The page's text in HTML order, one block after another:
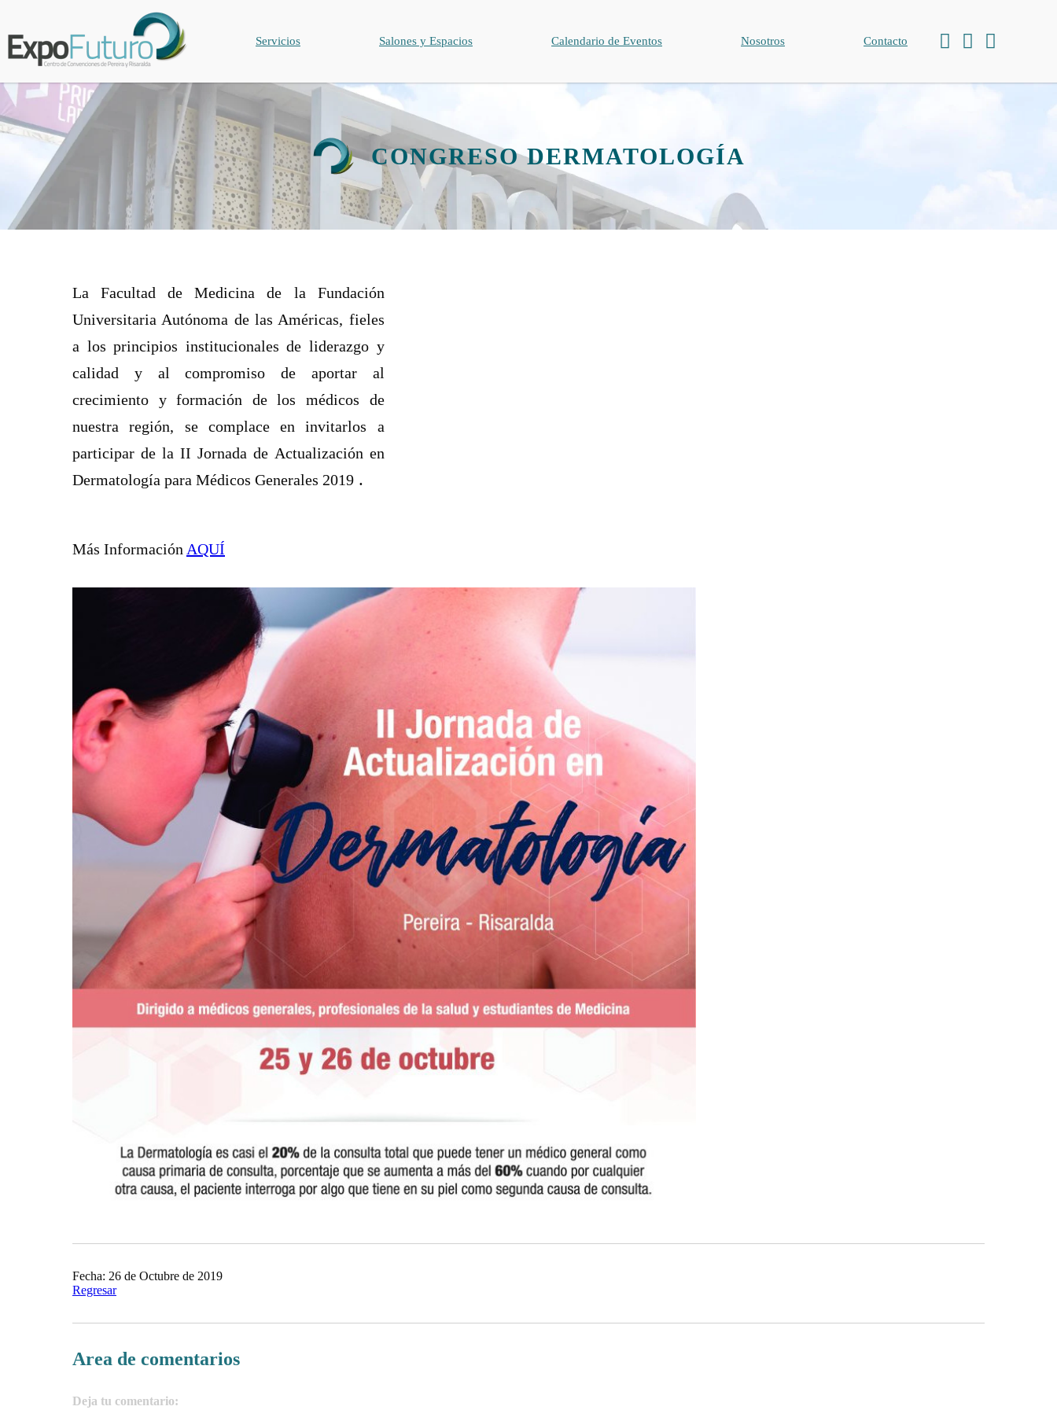
Servicios Salones y Espacios Calendario de Eventos Nosotros Contacto
CONGRESO DERMATOLOGÍA
La Facultad de Medicina de la Fundación
Universitaria Autónoma de las Américas, fieles
a los principios institucionales de liderazgo y
calidad y al compromiso de aportar al
crecimiento y formación de los médicos de
nuestra región, se complace en invitarlos a
participar de la II Jornada de Actualización en
Dermatología para Médicos Generales 2019 .
Más Información AQUÍ
Fecha: 26 de Octubre de 2019
Regresar
Area de comentarios
Deja tu comentario: